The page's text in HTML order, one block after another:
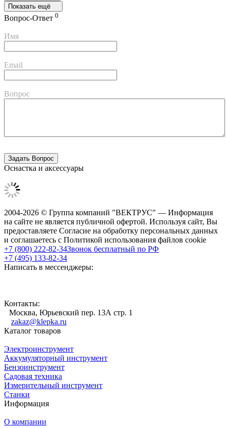
Показать ещё
Вопрос-Ответ 0
Имя
Email
Вопрос
Оснастка и аксессуары
2004-2026 © Группа компаний "ВЕКТРУС" — Информация
на сайте не является публичной офертой. Используя сайт, Вы
предоставляете Согласие на обработку персональных данных
и соглашаетесь с Политикой использования файлов cookie
+7 (800) 222-82-34Звонок бесплатный по РФ
+7 (495) 133-82-34
Написать в мессенджеры:
Контакты:
Москва, Юрьевский пер. 13А стр. 1
zakaz@klepka.ru
Каталог товаров
Электроинструмент
Аккумуляторный инструмент
Бензоинструмент
Садовая техника
Измерительный инструмент
Станки
Информация
О компании